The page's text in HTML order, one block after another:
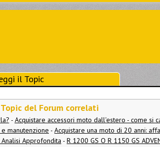
il Topic
del Forum correlati
- Acquistare accessori moto dall'estero - come si
manutenzione - Acquistare una moto di 20 anni:
Approfondita - R 1200 GS O R 1150 GS